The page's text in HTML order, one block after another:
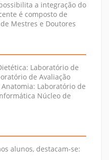
a integração do
é composto de
Mestres e Doutores
Laboratório de
de Avaliação
Laboratório de
Núcleo de
alunos, destacam-se: